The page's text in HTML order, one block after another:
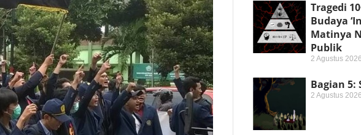
Tragedi
Budaya
Matinya
Publik
2 Agustus 2026
Bagian 5:
2 Agustus 2026